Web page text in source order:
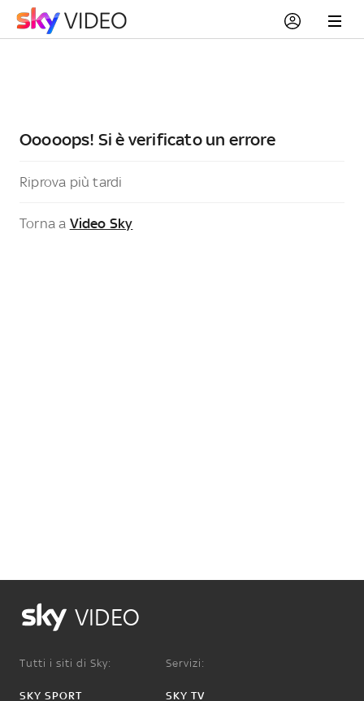
Ooooops! Si è verificato un errore
Riprova più tardi
Torna a Video Sky
VIDEO
Tutti i siti di Sky:
SKY SPORT
Servizi:
SKY TV